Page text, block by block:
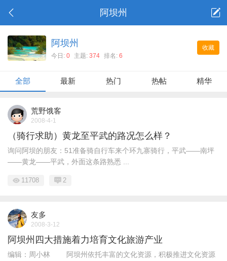
阿坝州
收藏
阿坝州
今日: 0 主题: 374 排名: 6
全部 最新 热门 热帖 精华
荒野饿客
2008-4-1
（骑行求助）黄龙至平武的路况怎么样？
询问阿坝的朋友：51准备骑自行车来个环九寨骑行，平武——南坪
——黄龙——平武，外面这条路熟悉 ...
11708 2
友多
2008-3-12
阿坝州四大措施着力培育文化旅游产业
编辑：周小林 阿坝州依托丰富的文化资源，积极推进文化资源